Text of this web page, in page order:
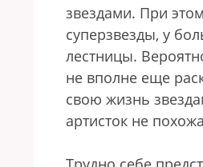
звездами. При
суперзвезды, у
лестницы.
не вполне еще
свою жизнь
артисток не